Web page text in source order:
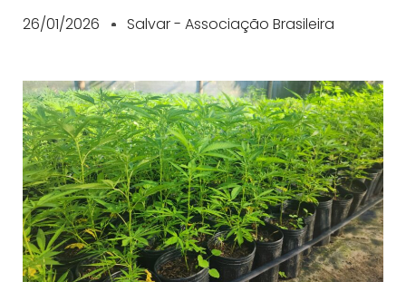
26/01/2026 Salvar - Associação Brasileira